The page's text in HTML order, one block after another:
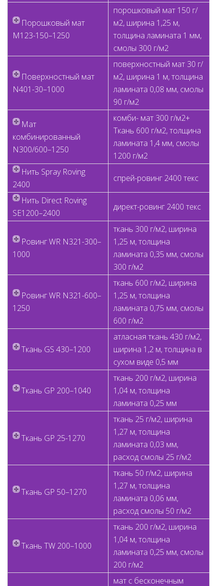
Порошковый мaт
M123-150–1250
порошковый мaт 150 г/
м2, ширина 1,25 м,
толщина ламината 1 мм,
смолы 300 г/м2
Поверхностный мaт
N401-30–1000
поверхностный мaт 30 г/
м2, ширина 1 м, толщина
ламината 0,08 мм, смолы
90 г/м2
Maт
комбинированный
N300/600–1250
комби- мaт 300 г/м2+
Ткань 600 г/м2, толщина
ламината 1,4 мм, смолы
1200 г/м2
Нить Spray Roving
2400
спрей-ровинг 2400 текс
Нить Direct Roving
SE1200–2400
директ-ровинг 2400 текс
Poвинг WR N321-300–
1000
ткань 300 г/м2, ширина
1,25 м, толщина
ламината 0,35 мм, смолы
300 г/м2
Poвинг WR N321-600–
1250
ткань 600 г/м2, ширина
1,25 м, толщина
ламината 0,75 мм, смолы
600 г/м2
Ткань GS 430–1200
атласная ткань 430 г/м2,
ширина 1,2 м, толщина в
сухом виде 0,5 мм
Ткань GP 200–1040
ткань 200 г/м2, ширина
1,04 м, толщина
ламината 0,25 мм
Ткань GP 25-1270
ткань 25 г/м2, ширина
1,27 м, толщина
ламината 0,03 мм,
расход смолы 25 г/м2
Ткань GP 50–1270
ткань 50 г/м2, ширина
1,27 м, толщина
ламината 0,06 мм,
расход смолы 50 г/м2
Ткань TW 200–1000
ткань 200 г/м2, ширина
1,04 м, толщина
ламината 0,25 мм, смолы
200 г/м2
мaт с бесконечным